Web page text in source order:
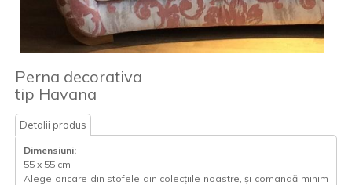
Perna decorativa
tip Havana
Detalii produs
Dimensiuni:
55 x 55 cm
Alege oricare din stofele din colecțiile noastre, și comandă minim